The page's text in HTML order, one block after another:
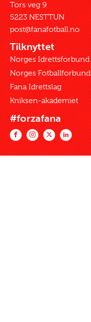
Tors veg 9
5223 NESTTUN
post@fanafotball.no
Tilknyttet
Norges Idrettsforbund
Norges Fotballforbund
Fana Idrettslag
Kniksen-akademiet
#forzafana